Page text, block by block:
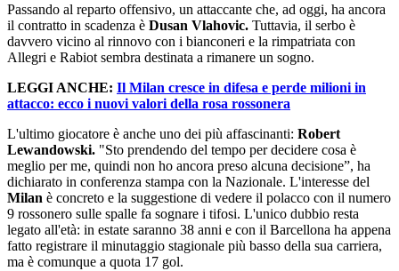
Passando al reparto offensivo, un attaccante che, ad oggi, ha ancora
il contratto in scadenza è Dusan Vlahovic. Tuttavia, il serbo è
davvero vicino al rinnovo con i bianconeri e la rimpatriata con
Allegri e Rabiot sembra destinata a rimanere un sogno.
LEGGI ANCHE: Il Milan cresce in difesa e perde milioni in
attacco: ecco i nuovi valori della rosa rossonera
L'ultimo giocatore è anche uno dei più affascinanti: Robert
Lewandowski. "Sto prendendo del tempo per decidere cosa è
meglio per me, quindi non ho ancora preso alcuna decisione”, ha
dichiarato in conferenza stampa con la Nazionale. L'interesse del
Milan è concreto e la suggestione di vedere il polacco con il numero
9 rossonero sulle spalle fa sognare i tifosi. L'unico dubbio resta
legato all'età: in estate saranno 38 anni e con il Barcellona ha appena
fatto registrare il minutaggio stagionale più basso della sua carriera,
ma è comunque a quota 17 gol.